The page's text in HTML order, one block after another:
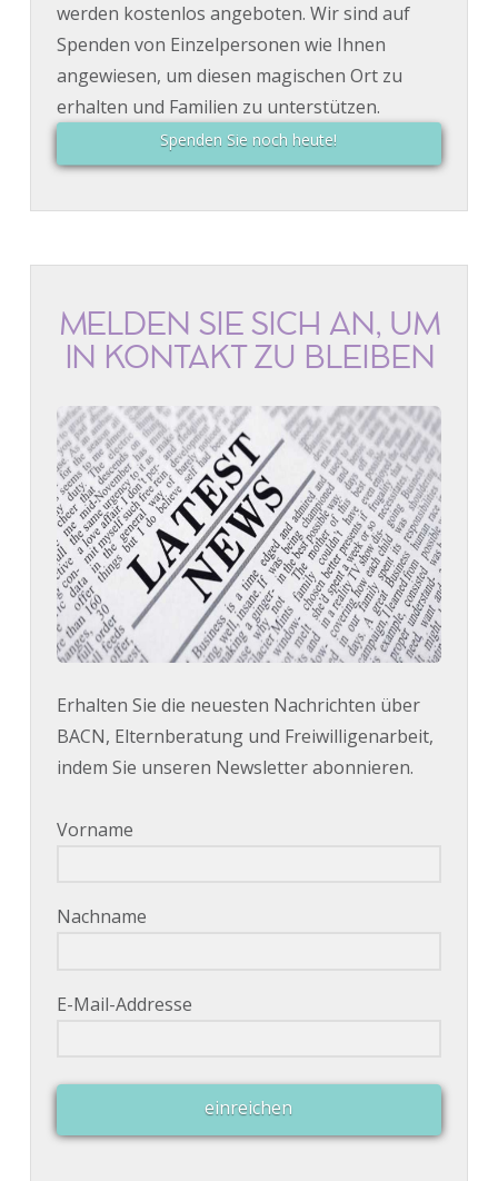
werden kostenlos angeboten. Wir sind auf
Spenden von Einzelpersonen wie Ihnen
angewiesen, um diesen magischen Ort zu
erhalten und Familien zu unterstützen.
Spenden Sie noch heute!
MELDEN SIE SICH AN, UM
IN KONTAKT ZU BLEIBEN
Erhalten Sie die neuesten Nachrichten über
BACN, Elternberatung und Freiwilligenarbeit,
indem Sie unseren Newsletter abonnieren.
Vorname
Nachname
E-Mail-Addresse
einreichen